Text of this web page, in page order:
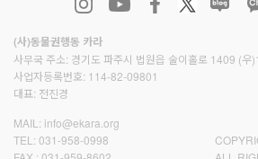
(사)동물권행동 카라
사무국 주소: 경기도 파주시 법원읍 술이홀로 1409 (우
사업자등록번호: 114-82-09801
대표: 전진경
MAIL: info@ekara.org
TEL: 031-958-0998